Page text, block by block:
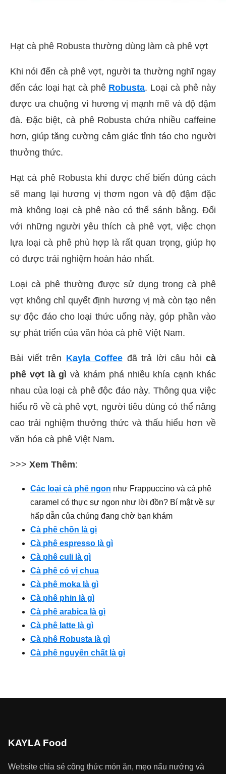
Hạt cà phê Robusta thường dùng làm cà phê vợt
Khi nói đến cà phê vợt, người ta thường nghĩ ngay
đến các loại hạt cà phê Robusta. Loại cà phê này
được ưa chuộng vì hương vị mạnh mẽ và độ đậm
đà. Đặc biệt, cà phê Robusta chứa nhiều caffeine
hơn, giúp tăng cường cảm giác tỉnh táo cho người
thưởng thức.
Hạt cà phê Robusta khi được chế biến đúng cách
sẽ mang lại hương vị thơm ngon và độ đậm đặc
mà không loại cà phê nào có thể sánh bằng. Đối
với những người yêu thích cà phê vợt, việc chọn
lựa loại cà phê phù hợp là rất quan trọng, giúp họ
có được trải nghiệm hoàn hảo nhất.
Loại cà phê thường được sử dụng trong cà phê
vợt không chỉ quyết định hương vị mà còn tạo nên
sự độc đáo cho loại thức uống này, góp phần vào
sự phát triển của văn hóa cà phê Việt Nam.
Bài viết trên Kayla Coffee đã trả lời câu hỏi cà
phê vợt là gìvà khám phá nhiều khía cạnh khác
nhau của loại cà phê độc đáo này. Thông qua việc
hiểu rõ về cà phê vợt, người tiêu dùng có thể nâng
cao trải nghiệm thưởng thức và thấu hiểu hơn về
văn hóa cà phê Việt Nam.
>>> Xem Thêm:
Các loại cà phê ngon như Frappuccino và cà phê
caramel có thực sự ngon như lời đồn? Bí mật về sự
hấp dẫn của chúng đang chờ bạn khám
Cà phê chồn là gì
Cà phê espresso là gì
Cà phê culi là gì
Cà phê có vị chua
Cà phê moka là gì
Cà phê phin là gì
Cà phê arabica là gì
Cà phê latte là gì
Cà phê Robusta là gì
Cà phê nguyên chất là gì
KAYLA Food
Website chia sẻ công thức món ăn, mẹo nấu nướng và